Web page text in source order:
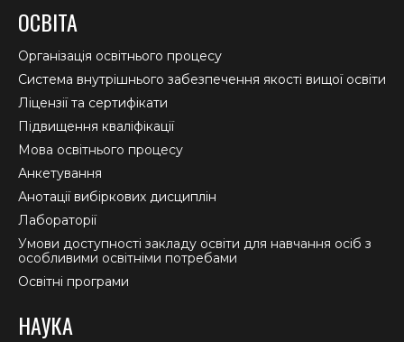
opens
in
new
window
opens
in
new
window
in
new
window
ОСВІТА
Організація освітнього процесу
Система внутрішнього забезпечення якості вищої освіти
Ліцензії та сертифікати
Підвищення кваліфікації
Мова освітнього процесу
Анкетування
Анотації вибіркових дисциплін
Лабораторії
Умови доступності закладу освіти для навчання осіб з
особливими освітніми потребами
Освітні програми
НАУКА